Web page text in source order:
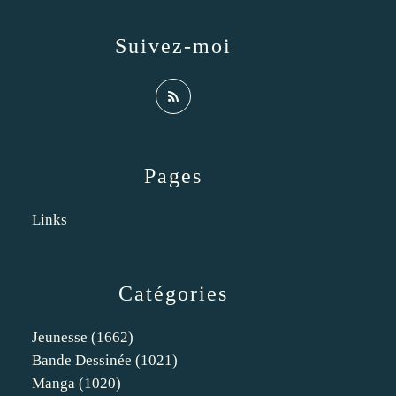
Catégories
Jeunesse (1662)
Bande Dessinée (1021)
Manga (1020)
Pages
Links
Suivez-moi